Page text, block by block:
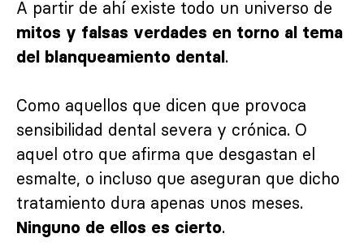
A partir de ahí existe todo un universo de
mitos y falsas verdades en torno al tema
del blanqueamiento dental.
Como aquellos que dicen que provoca
sensibilidad dental severa y crónica. O
aquel otro que afirma que desgastan el
esmalte, o incluso que aseguran que dicho
tratamiento dura apenas unos meses.
Ninguno de ellos es cierto.